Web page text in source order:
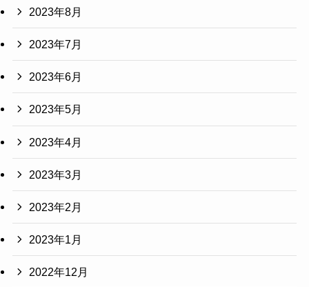
2023年8月
2023年7月
2023年6月
2023年5月
2023年4月
2023年3月
2023年2月
2023年1月
2022年12月